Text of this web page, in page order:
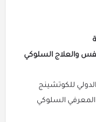
والعلاج السلوكي
للكوتشينج
السلوكي